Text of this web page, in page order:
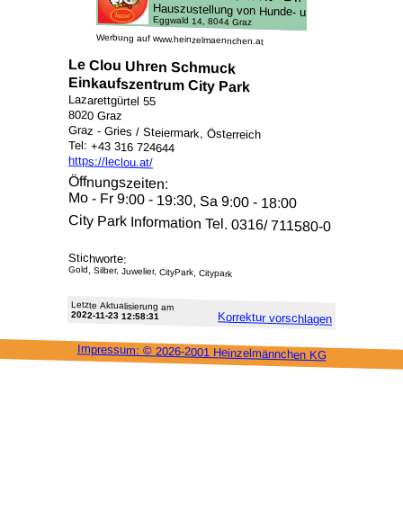
Werbung auf www.heinzelmaennchen.at
Le Clou Uhren Schmuck
Einkaufszentrum City Park
Lazarettgürtel 55
8020 Graz
Graz - Gries / Steiermark, Österreich
Tel: +43 316 724644
https://leclou.at/
Öffnungszeiten:
Mo - Fr 9:00 - 19:30, Sa 9:00 - 18:00
City Park Information Tel. 0316/ 711580-0
Stichworte:
Gold, Silber, Juwelier, CityPark, Citypark
Letzte Aktu­alisie­rung am
2022-11-23 12:58:31 Korrektur vor­schlagen
Impressum: © 2026-2001 Heinzel­männchen KG